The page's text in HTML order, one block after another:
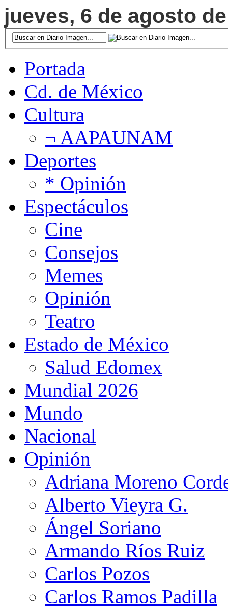
jueves, 6 de agosto
Portada
Cd. de México
Cultura
¬ AAPAUNAM
Deportes
* Opinión
Espectáculos
Cine
Consejos
Memes
Opinión
Teatro
Estado de México
Salud Edomex
Mundial 2026
Mundo
Nacional
Opinión
Adriana Moreno
Alberto Vieyra G.
Ángel Soriano
Armando Ríos Ruiz
Carlos Pozos
Carlos Ramos Padilla